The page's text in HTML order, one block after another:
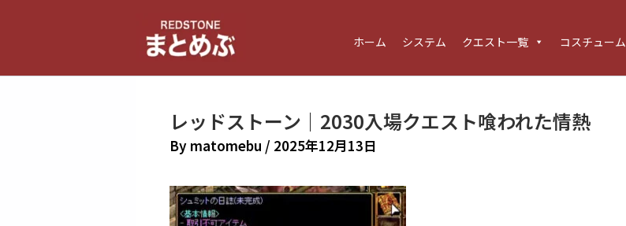
ス
ホーム システム クエスト一覧 コスチューム
レッドストーン｜2030入場クエスト喰われた情熱
By matomebu / 2025年12月13日